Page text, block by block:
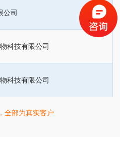
公司
科技有限公司
科技有限公司
全部为真实客户